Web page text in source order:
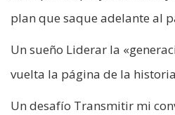
plan que saque adelante al
Un sueño Liderar la
vuelta la página de la
Un desafío Transmitir mi